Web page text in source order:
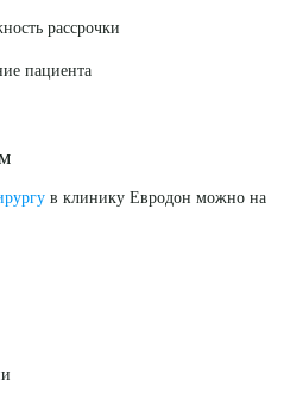
рассрочки
пациента
в клинику Евродон можно на